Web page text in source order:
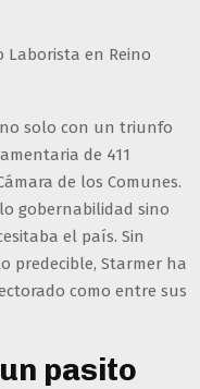
Laborista en Reino
solo con un triunfo
de 411
de los Comunes.
gobernabilidad sino
el país. Sin
predecible, Starmer ha
como entre sus
pasito